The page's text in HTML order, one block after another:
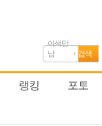
이색만
남
검색
랭킹 포토